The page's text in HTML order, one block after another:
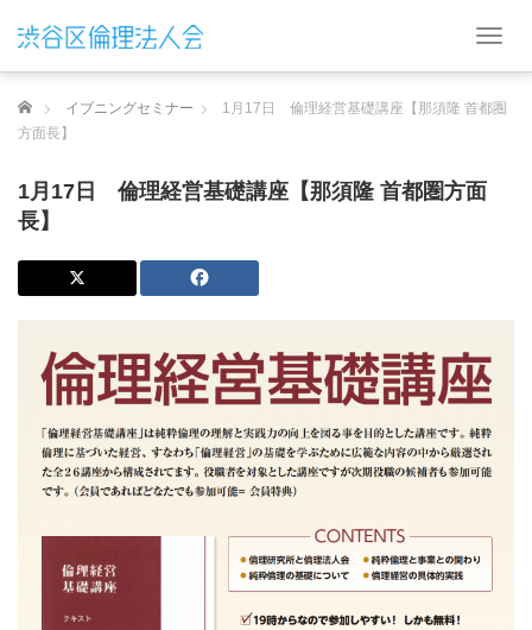
T
g
t
n
ホーム イブニングセミナー
1月17日 倫理経営基礎講座【那須隆 首都圏
方面長】
1月17日 倫理経営基礎講座【那須隆 首都圏方面
長】